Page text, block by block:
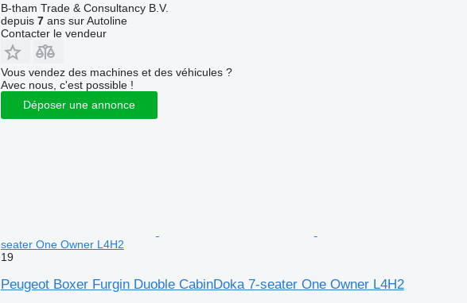
B-tham Trade & Consultancy B.V.
depuis 7ans sur Autoline
Contacter le vendeur
Vous vendez des machines et des véhicules ?
Avec nous, c'est possible !
Déposer une annonce
seater One Owner L4H2
19
Peugeot Boxer Furgin Duoble CabinDoka 7-seater One Owner L4H2